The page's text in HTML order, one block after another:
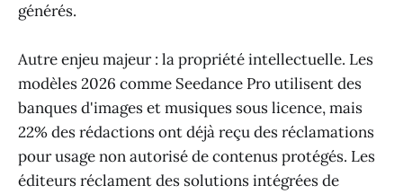
générés.
Autre enjeu majeur : la propriété intellectuelle. Les
modèles 2026 comme Seedance Pro utilisent des
banques d'images et musiques sous licence, mais
22% des rédactions ont déjà reçu des réclamations
pour usage non autorisé de contenus protégés. Les
éditeurs réclament des solutions intégrées de